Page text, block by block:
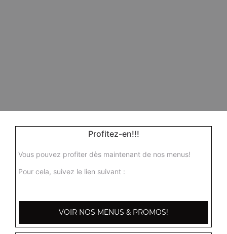
Profitez-en!!!
Vous pouvez profiter dès maintenant de nos menus!
Pour cela, suivez le lien suivant :
VOIR NOS MENUS & PROMOS!